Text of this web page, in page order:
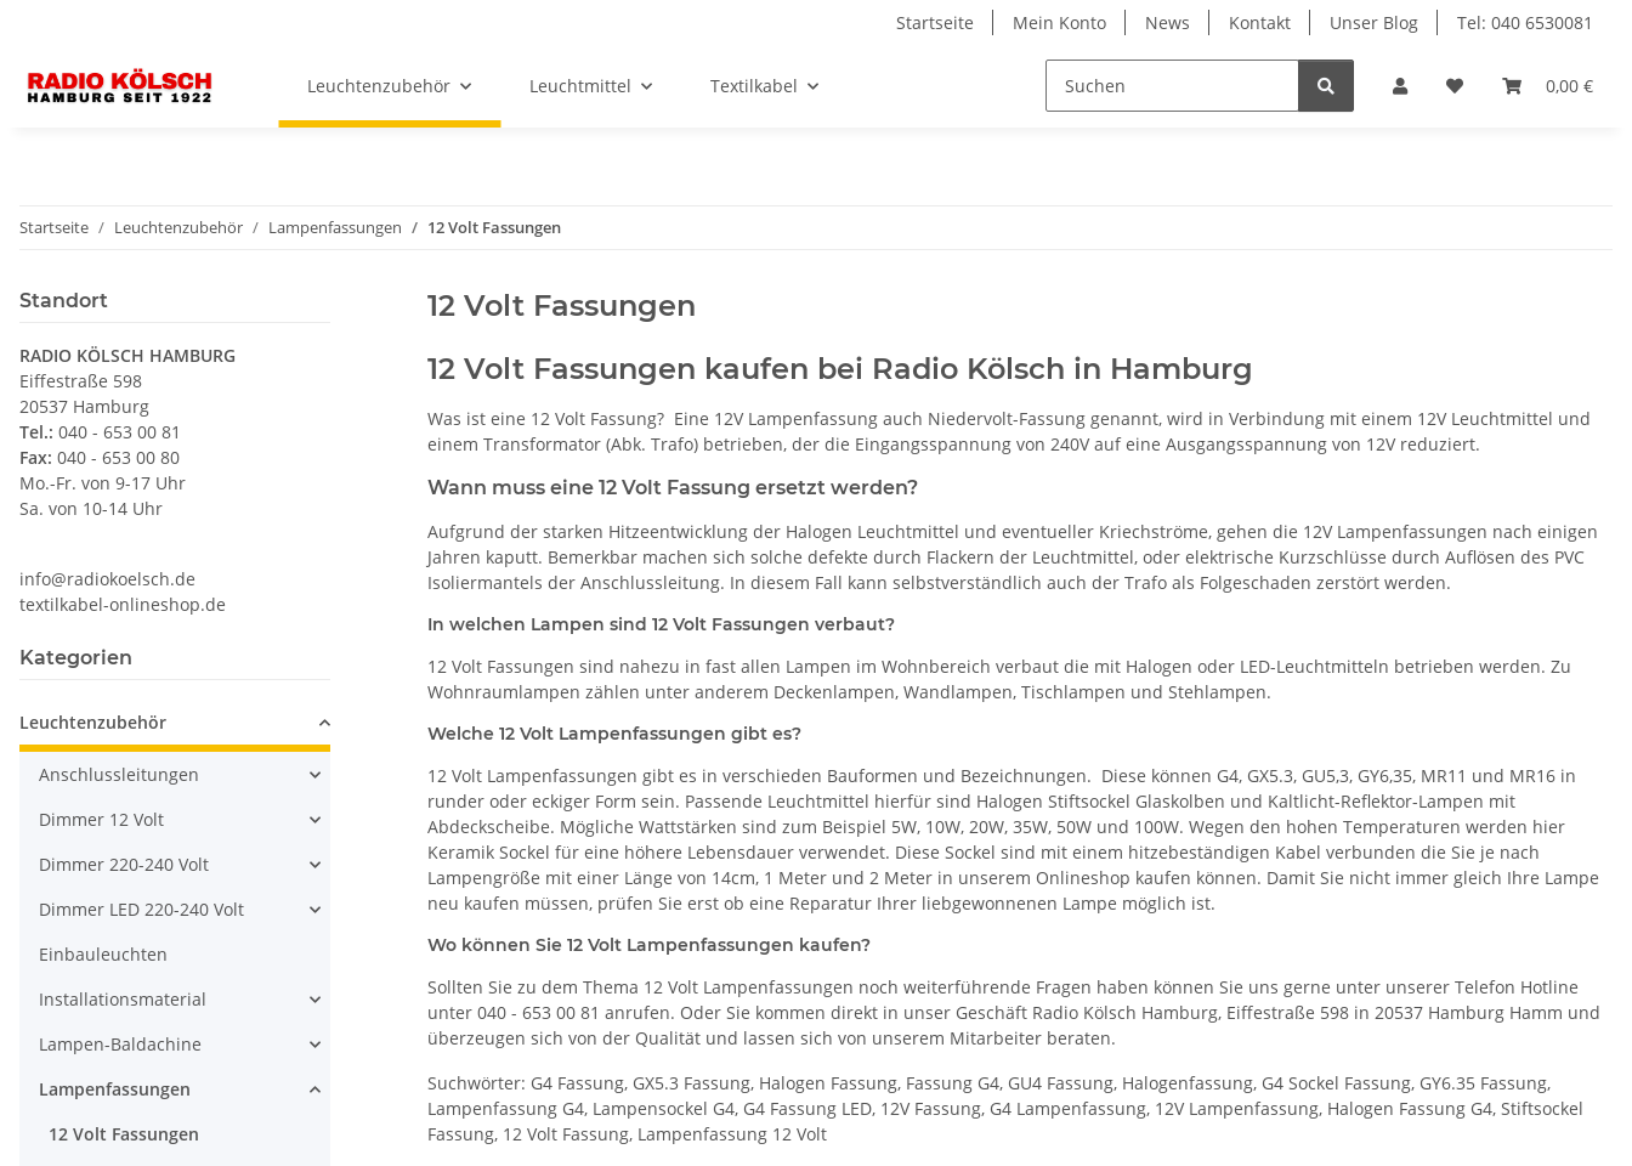
Startseite Mein Konto News Kontakt Unser Blog Tel: 040 6530081
0,00 €
Leuchtenzubehör Leuchtmittel Textilkabel
Startseite Leuchtenzubehör Lampenfassungen 12 Volt Fassungen
12 Volt Fassungen
12 Volt Fassungen kaufen bei Radio Kölsch in Hamburg
Was ist eine 12 Volt Fassung? Eine 12V Lampenfassung auch Niedervolt-Fassung genannt, wird in Verbindung mit einem 12V Leuchtmittel und
einem Transformator (Abk. Trafo) betrieben, der die Eingangsspannung von 240V auf eine Ausgangsspannung von 12V reduziert.
Wann muss eine 12 Volt Fassung ersetzt werden?
Aufgrund der starken Hitzeentwicklung der Halogen Leuchtmittel und eventueller Kriechströme, gehen die 12V Lampenfassungen nach einigen
Jahren kaputt. Bemerkbar machen sich solche defekte durch Flackern der Leuchtmittel, oder elektrische Kurzschlüsse durch Auflösen des PVC
Isoliermantels der Anschlussleitung. In diesem Fall kann selbstverständlich auch der Trafo als Folgeschaden zerstört werden.
In welchen Lampen sind 12 Volt Fassungen verbaut?
12 Volt Fassungen sind nahezu in fast allen Lampen im Wohnbereich verbaut die mit Halogen oder LED-Leuchtmitteln betrieben werden. Zu
Wohnraumlampen zählen unter anderem Deckenlampen, Wandlampen, Tischlampen und Stehlampen.
Welche 12 Volt Lampenfassungen gibt es?
12 Volt Lampenfassungen gibt es in verschieden Bauformen und Bezeichnungen. Diese können G4, GX5.3, GU5,3, GY6,35, MR11 und MR16 in
runder oder eckiger Form sein. Passende Leuchtmittel hierfür sind Halogen Stiftsockel Glaskolben und Kaltlicht-Reflektor-Lampen mit
Abdeckscheibe. Mögliche Wattstärken sind zum Beispiel 5W, 10W, 20W, 35W, 50W und 100W. Wegen den hohen Temperaturen werden hier
Keramik Sockel für eine höhere Lebensdauer verwendet. Diese Sockel sind mit einem hitzebeständigen Kabel verbunden die Sie je nach
Lampengröße mit einer Länge von 14cm, 1 Meter und 2 Meter in unserem Onlineshop kaufen können. Damit Sie nicht immer gleich Ihre Lampe
neu kaufen müssen, prüfen Sie erst ob eine Reparatur Ihrer liebgewonnenen Lampe möglich ist.
Wo können Sie 12 Volt Lampenfassungen kaufen?
Sollten Sie zu dem Thema 12 Volt Lampenfassungen noch weiterführende Fragen haben können Sie uns gerne unter unserer Telefon Hotline
unter 040 - 653 00 81 anrufen. Oder Sie kommen direkt in unser Geschäft Radio Kölsch Hamburg, Eiffestraße 598 in 20537 Hamburg Hamm und
überzeugen sich von der Qualität und lassen sich von unserem Mitarbeiter beraten.
Suchwörter: G4 Fassung, GX5.3 Fassung, Halogen Fassung, Fassung G4, GU4 Fassung, Halogenfassung, G4 Sockel Fassung, GY6.35 Fassung,
Lampenfassung G4, Lampensockel G4, G4 Fassung LED, 12V Fassung, G4 Lampenfassung, 12V Lampenfassung, Halogen Fassung G4, Stiftsockel
Fassung, 12 Volt Fassung, Lampenfassung 12 Volt
Standort
RADIO KÖLSCH HAMBURG
Eiffestraße 598
20537 Hamburg
Tel.: 040 - 653 00 81
Fax: 040 - 653 00 80
Mo.-Fr. von 9-17 Uhr
Sa. von 10-14 Uhr
info@radiokoelsch.de
textilkabel-onlineshop.de
Kategorien
Leuchtenzubehör
Anschlussleitungen
Dimmer 12 Volt
Dimmer 220-240 Volt
Dimmer LED 220-240 Volt
Einbauleuchten
Installationsmaterial
Lampen-Baldachine
Lampenfassungen
12 Volt Fassungen